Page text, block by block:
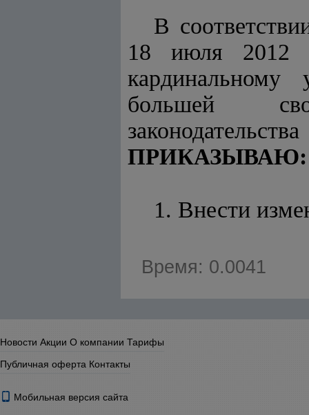
В
18 июля 2012
большей
ПРИКАЗЫВАЮ:
1. Внести
Время: 0.0041
Новости Акции О компании Тарифы
Публичная оферта Контакты
Мобильная версия сайта